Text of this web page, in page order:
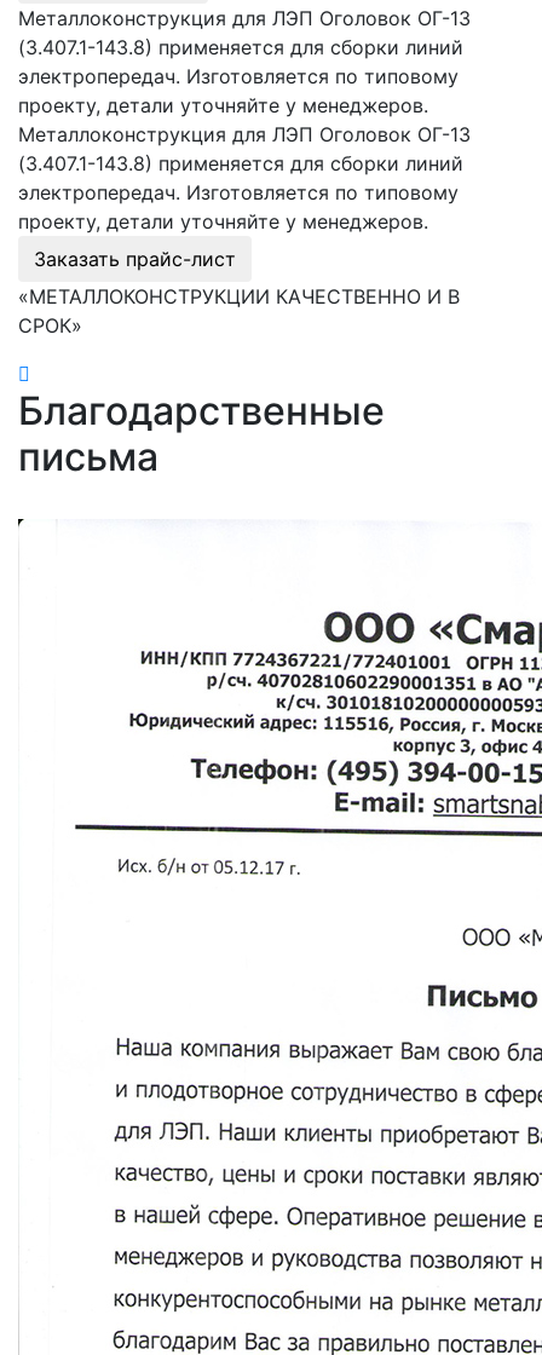
Металлоконструкция для ЛЭП Оголовок ОГ-13
(3.407.1-143.8) применяется для сборки линий
электропередач. Изготовляется по типовому
проекту, детали уточняйте у менеджеров.
Металлоконструкция для ЛЭП Оголовок ОГ-13
(3.407.1-143.8) применяется для сборки линий
электропередач. Изготовляется по типовому
проекту, детали уточняйте у менеджеров.
Заказать прайс-лист
«МЕТАЛЛОКОНСТРУКЦИИ КАЧЕСТВЕННО И В
СРОК»
Благодарственные
письма